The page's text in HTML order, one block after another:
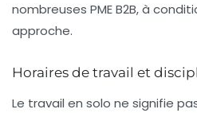
nombreuses PME B2B, à
approche.
Horaires de travail et
Le travail en solo ne signifie